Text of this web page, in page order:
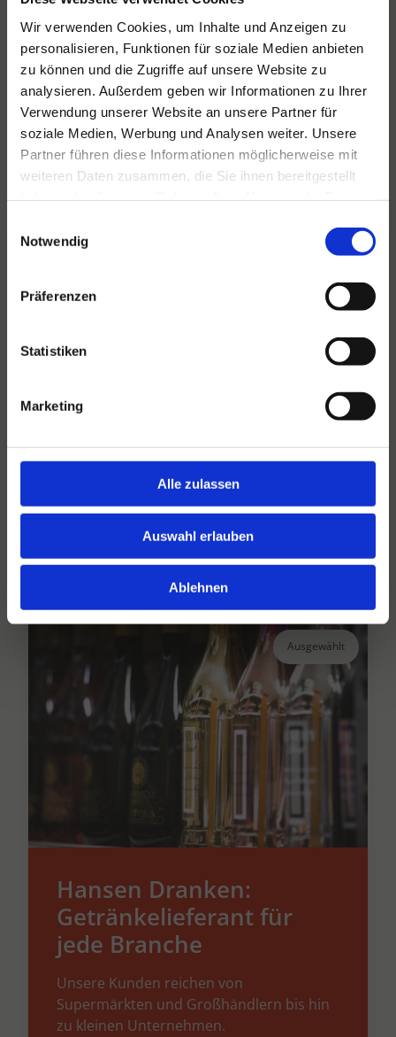
Wir verwenden Cookies, um Inhalte und Anzeigen zu
personalisieren, Funktionen für soziale Medien anbieten
zu können und die Zugriffe auf unsere Website zu
analysieren. Außerdem geben wir Informationen zu Ihrer
Verwendung unserer Website an unsere Partner für
soziale Medien, Werbung und Analysen weiter. Unsere
Partner führen diese Informationen möglicherweise mit
weiteren Daten zusammen, die Sie ihnen bereitgestellt
Notwendig
Präferenzen
Statistiken
Marketing
Alle zulassen
Auswahl erlauben
Ablehnen
Für alle Ihre Veranstaltungen
und Feste
Hansen Events ist Ihr Partner für
Veranstaltungen von groß bis klein.
Lesen Sie mehr
Hansen Dranken seit 1947
Ihr großer unabhängiger Getränkegroßhändler
seit über 75 Jahren.
Lesen Sie mehr
Ausgewählt
Hansen Dranken:
Getränkelieferant für
jede Branche
Unsere Kunden reichen von
Supermärkten und Großhändlern bis hin
zu kleinen Unternehmen.